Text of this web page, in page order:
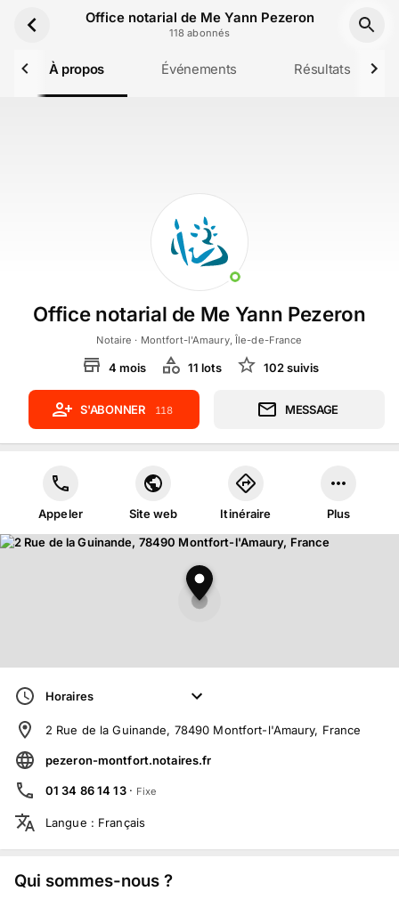
Office notarial de Me Yann Pezeron
118 abonnés
À propos Événements Résultats
Office notarial de Me Yann Pezeron
Notaire · Montfort-l'Amaury, Île-de-France
4 mois 11 lots 102suivis
S'ABONNER 118 MESSAGE
Appeler Site web Itinéraire Plus
Horaires
2 Rue de la Guinande, 78490 Montfort-l'Amaury, France
pezeron-montfort.notaires.fr
01 34 86 14 13 · Fixe
Langue : Français
Qui sommes-nous ?